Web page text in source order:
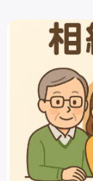
【 自己紹介 】